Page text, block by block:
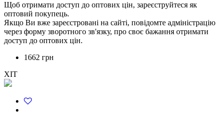
Щоб отримати доступ до оптових цін, зареєструйтеся як
оптовий покупець.
Якщо Ви вже зареєстровані на сайті, повідомте адміністрацію
через форму зворотного зв'язку, про своє бажання отримати
доступ до оптових цін.
1662 грн
ХІТ